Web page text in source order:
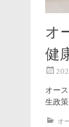
オ
健
オー
生政
オ